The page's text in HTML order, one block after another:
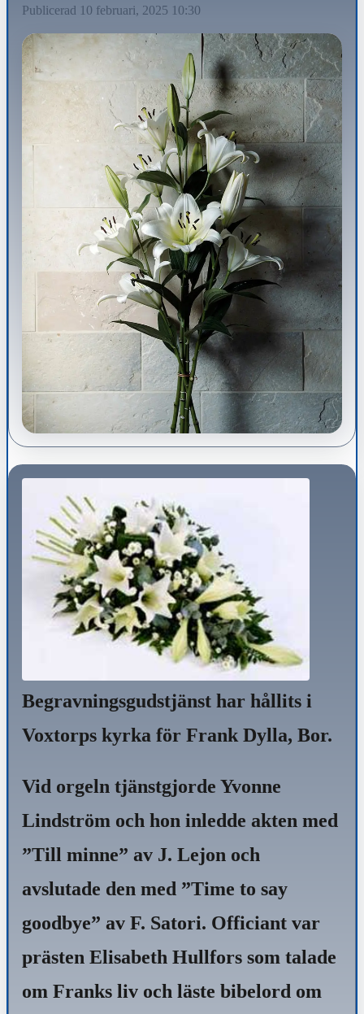
Publicerad 10 februari, 2025 10:30
Begravningsgudstjänst har hållits i
Voxtorps kyrka för Frank Dylla, Bor.
Vid orgeln tjänstgjorde Yvonne
Lindström och hon inledde akten med
”Till minne” av J. Lejon och
avslutade den med ”Time to say
goodbye” av F. Satori. Officiant var
prästen Elisabeth Hullfors som talade
om Franks liv och läste bibelord om